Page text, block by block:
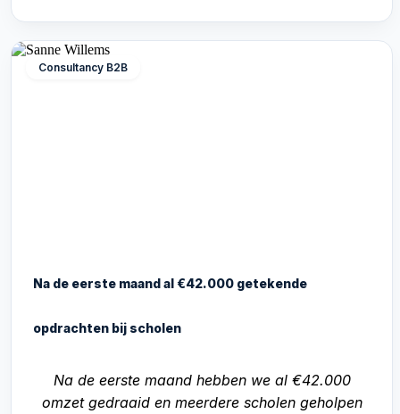
Consultancy B2B
Na de eerste maand al €42.000 getekende
opdrachten bij scholen
Na de eerste maand hebben we al €42.000
omzet gedraaid en meerdere scholen geholpen